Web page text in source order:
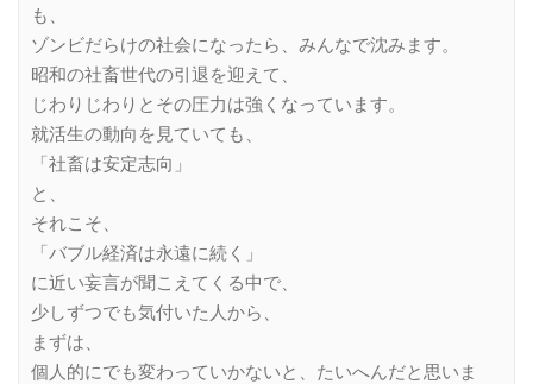
も、
ゾンビだらけの社会になったら、みんなで沈みます。
昭和の社畜世代の引退を迎えて、
じわりじわりとその圧力は強くなっています。
就活生の動向を見ていても、
「社畜は安定志向」
と、
それこそ、
「バブル経済は永遠に続く」
に近い妄言が聞こえてくる中で、
少しずつでも気付いた人から、
まずは、
個人的にでも変わっていかないと、たいへんだと思いま